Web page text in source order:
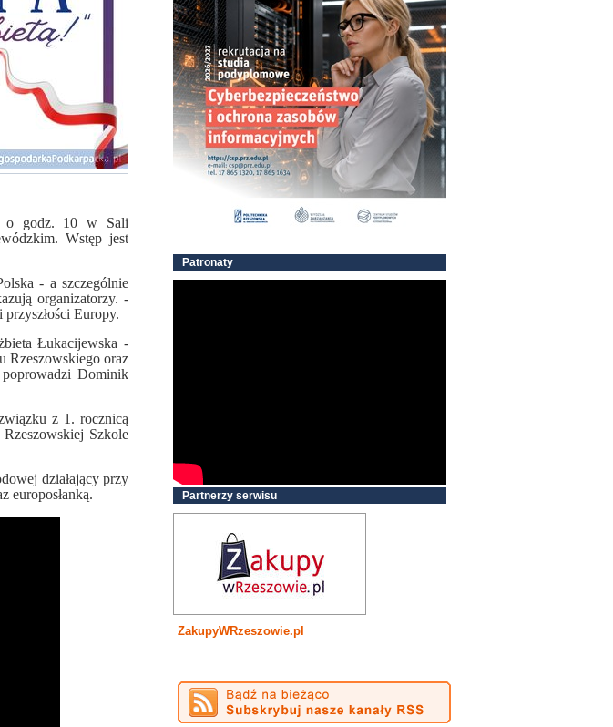
o godz. 10 w Sali
Wstęp jest
- a szczególnie
organizatorzy. -
Europy.
Łukacijewska -
Rzeszowskiego oraz
Dominik
z 1. rocznicą
Szkole
działający przy
europosłanką.
Patronaty
Partnerzy serwisu
ZakupyWRzeszowie.pl